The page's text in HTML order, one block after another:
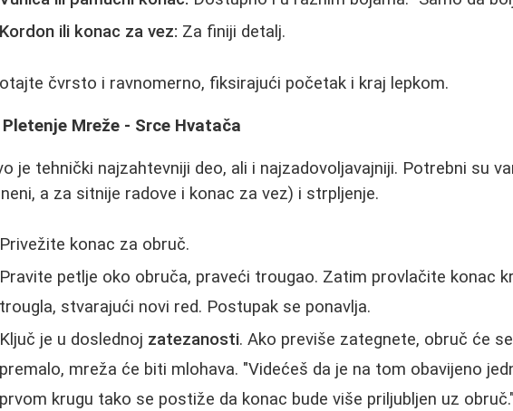
Kordon ili konac za vez: Za finiji detalj.
čvrsto i ravnomerno, fiksirajući početak i kraj lepkom.
Pletenje Mreže - Srce Hvatača
je tehnički najzahtevniji deo, ali i najzadovoljavajniji. Potrebni su
a za sitnije radove i konac za vez) i strpljenje.
Privežite konac za obruč.
Pravite petlje oko obruča, praveći trougao. Zatim provlačite konac
trougla, stvarajući novi red. Postupak se ponavlja.
Ključ je u doslednoj zatezanosti. Ako previše zategnete, obruč će
premalo, mreža će biti mlohava. "Videćeš da je na tom obavijeno
prvom krugu tako se postiže da konac bude više priljubljen uz obruč."